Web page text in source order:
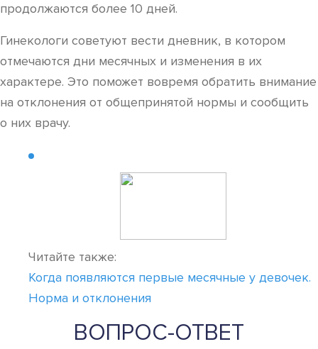
продолжаются более 10 дней.
Гинекологи советуют вести дневник, в котором
отмечаются дни месячных и изменения в их
характере. Это поможет вовремя обратить внимание
на отклонения от общепринятой нормы и сообщить
о них врачу.
Читайте также:
Когда появляются первые месячные у девочек.
Норма и отклонения
ВОПРОС-ОТВЕТ